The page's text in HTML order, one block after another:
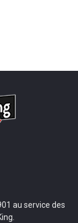
au service des